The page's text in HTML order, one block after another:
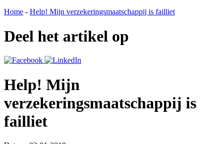
Home - Help! Mijn verzekeringsmaatschappij is failliet
Deel het artikel op
Help! Mijn
verzekeringsmaatschappij is
failliet